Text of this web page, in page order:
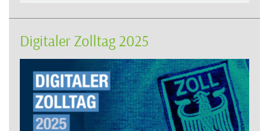
Digitaler Zolltag 2025